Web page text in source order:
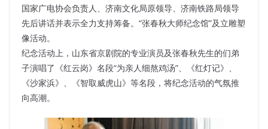
国家广电协会负责人、济南文化局原领导、济南铁路局领导
先后讲话并表示全力支持筹备。“张春秋大师纪念馆”及立雕塑
像活动。
纪念活动上，山东省京剧院的专业演员及张春秋先生的们弟
子演唱了《红云岗》名段“为亲人细熬鸡汤”、《红灯记》、
《沙家浜》、《智取威虎山》等名段，将纪念活动的气氛推
向高潮。